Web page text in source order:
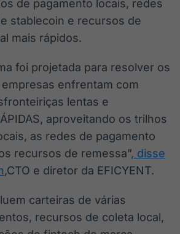
de pagamento locais, redes
stablecoin e recursos de
mais rápidos.
foi projetada para resolver os
enfrentam com
lentas e
aproveitando os trilhos
as redes de pagamento
recursos de remessa”, disse
,CTO e diretor da EFICYENT.
carteiras de várias
recursos de coleta local,